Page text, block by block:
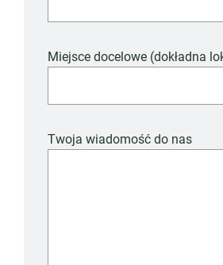
Miejsce docelowe (dokładna
Twoja wiadomość do nas